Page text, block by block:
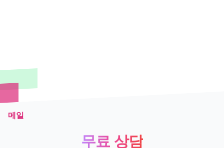
메일
무료 상담